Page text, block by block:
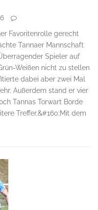
Favoritenrolle gerecht
Tannaer Mannschaft
Spieler auf
Weißen nicht zu stellen
dabei aber zwei Mal
Außerdem stand er vier
Tannas Torwart Borde
Treffer.&#160;Mit dem